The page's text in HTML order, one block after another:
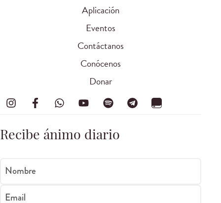
Aplicación
Eventos
Contáctanos
Conócenos
Donar
Recibe ánimo diario
Nombre
Email